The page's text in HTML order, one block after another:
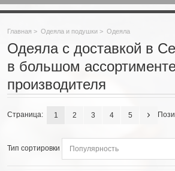
Главная > Одеяла и подушки > Одеяла
Одеяла с доставкой в
в большом
производителя
Страница: 1 2 3 4 5
Тип сортировки